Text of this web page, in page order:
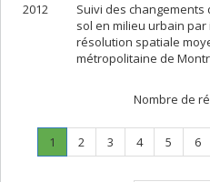
2012
Suivi des
sol en milieu urbain
résolution spatiale
métropolitaine de
Nombre de
Page
1
Page
Page
2 Page
3 Page
4 Page
5 6